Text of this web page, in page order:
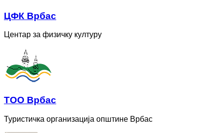
ЦФК Врбас
Центар за физичку културу
ТОО Врбас
Туристичка организација општине Врбас